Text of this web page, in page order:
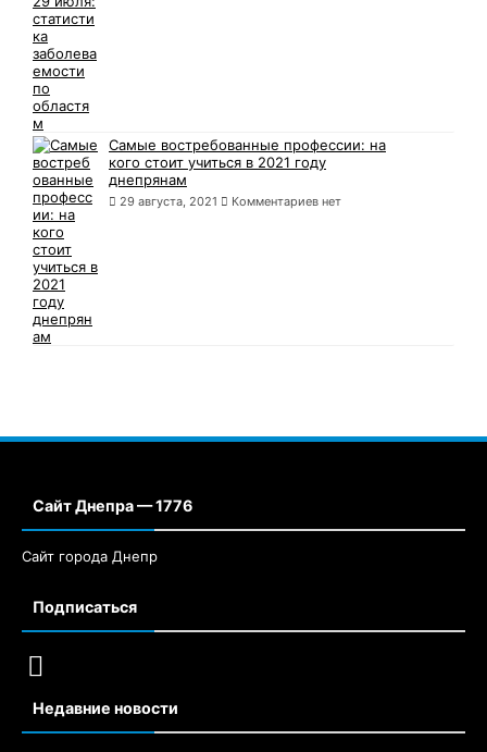
Самые востребованные профессии: на
кого стоит учиться в 2021 году
днепрянам
29 августа, 2021 Комментариев нет
Сайт Днепра — 1776
Сайт города Днепр
Подписаться
Недавние новости